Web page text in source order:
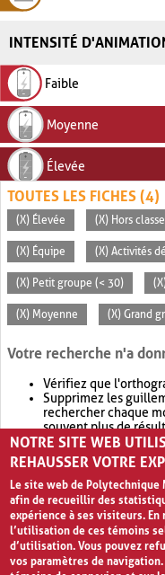
INTENSITÉ
Faible
Moyenne
Élevée
TOUTES LES FICHES (4)
(X) Élevée (X) Hors classe
(X) Équipe (X) Activités
(X) Petit groupe (< 30)
(X) Moyenne (X) Grand
Votre recherche n'a
Vérifiez que
Supprimez les
rechercher chaque
souvent plus de
Envisagez d'élargir
retournera souvent
NOTRE SITE WEB
REHAUSSER VOTRE
Le site web de
afin de recueillir des
expérience à ses visiteurs.
l’utilisation de ces témoins
d’utilisation. Vous pouvez
vos paramètres de